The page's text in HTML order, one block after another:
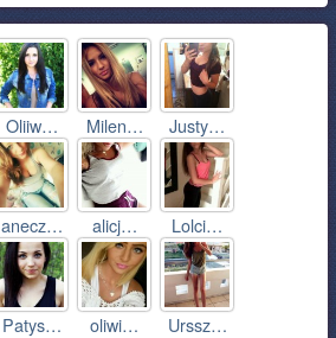
Oliiw… Milen… Justy…
anecz… alicj… Lolci…
Patys… oliwi… Urssz…